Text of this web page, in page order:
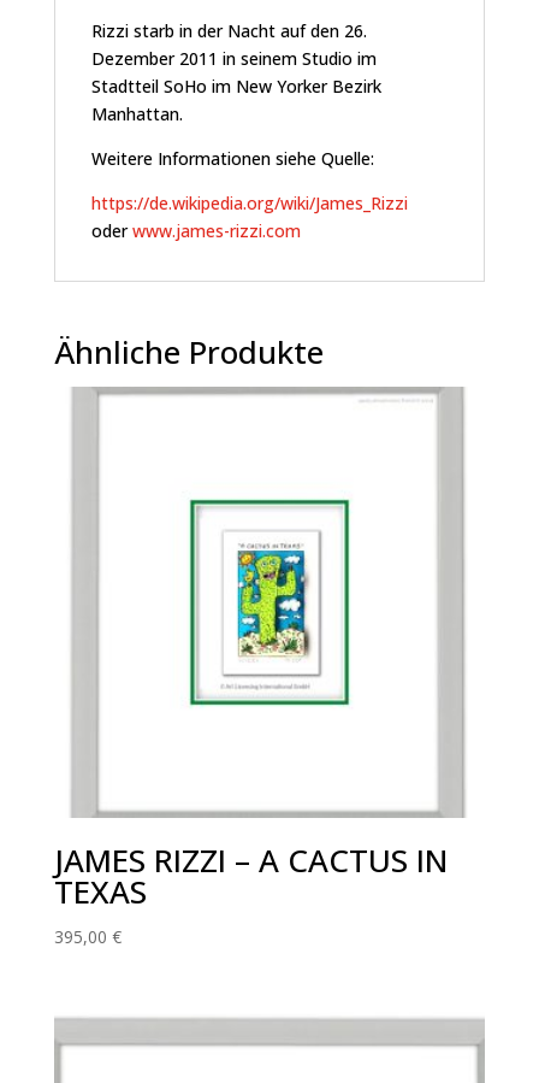
Rizzi starb in der Nacht auf den 26.
Dezember 2011 in seinem Studio im
Stadtteil SoHo im New Yorker Bezirk
Manhattan.
Weitere Informationen siehe Quelle:
https://de.wikipedia.org/wiki/James_Rizzi
oderwww.james-rizzi.com
Ähnliche Produkte
JAMES RIZZI – A CACTUS IN
TEXAS
395,00 €